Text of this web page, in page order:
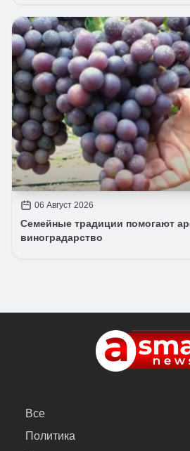
06 Август 2026
Семейные традиции помогают
виноградарство
Все
Политика